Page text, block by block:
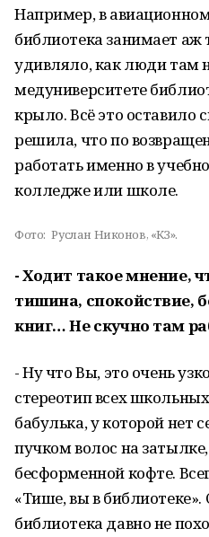
Например, в
библиотека занимает
удивляло, как люди там
медуниверситете
крыло. Всё это оставило
решила, что по
работать именно в
колледже или школе.
Фото: Руслан Никонов, «КЗ».
- Ходит такое мнение,
тишина, спокойствие,
книг… Не скучно там
- Ну что Вы, это очень
стереотип всех
бабулька, у которой нет
пучком волос на
бесформенной кофте.
«Тише, вы в
библиотека давно не